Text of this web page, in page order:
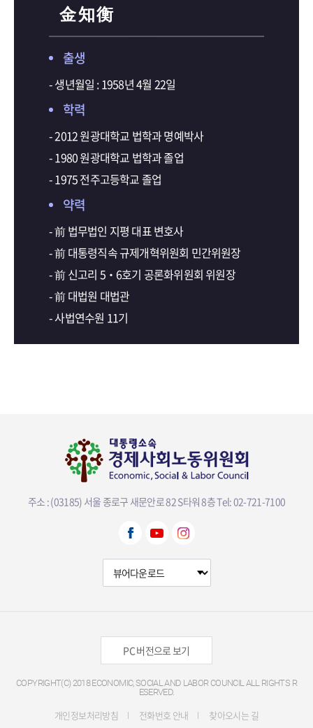
金 知 衡
출생
- 생년월일 : 1958년 4월 22일
학력
- 2012 원광대학교 법학과 명예박사
- 1980 원광대학교 법학과 졸업
- 1975 전주고등학교 졸업
약력
- 前 법무법인 지평 대표 변호사
- 前 대통령직속 규제개혁위원회 민간위원장
- 前 신고리 5‧6호기 공론화위원회 위원장
- 前 대법원 대법관
- 사법연수원 11기
주소 : (03185) 서울 종로구 새문안로 82 S타워 8층Tel: 02-721-7100
뷰어다운로드 선택
PC 버전으로 보기
COPYRIGHT(C) 2018 ECONOMIC, SOCIAL AND LABOR COUNCIL ALL RIGHTS R
ESERVED.
개인정보처리방침 전화번호 안내 찾아오시는 길